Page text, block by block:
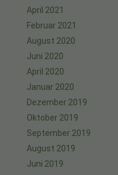
April 2021
Februar 2021
August 2020
Juni 2020
April 2020
Januar 2020
Dezember 2019
Oktober 2019
September 2019
August 2019
Juni 2019